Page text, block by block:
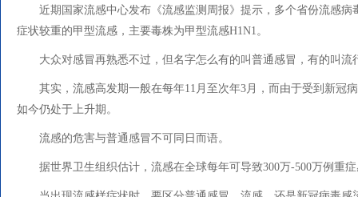
近期国家流感中心发布《流感监测周报》提示，多个省份流感病
症状较重的甲型流感，主要毒株为甲型流感H1N1。
大众对感冒再熟悉不过，但名字怎么有的叫普通感冒，有的叫
其实，流感高发期一般在每年11月至次年3月，而由于受到新冠
如今仍处于上升期。
流感的危害与普通感冒不可同日而语。
据世界卫生组织估计，流感在全球每年可导致300万-500万例重